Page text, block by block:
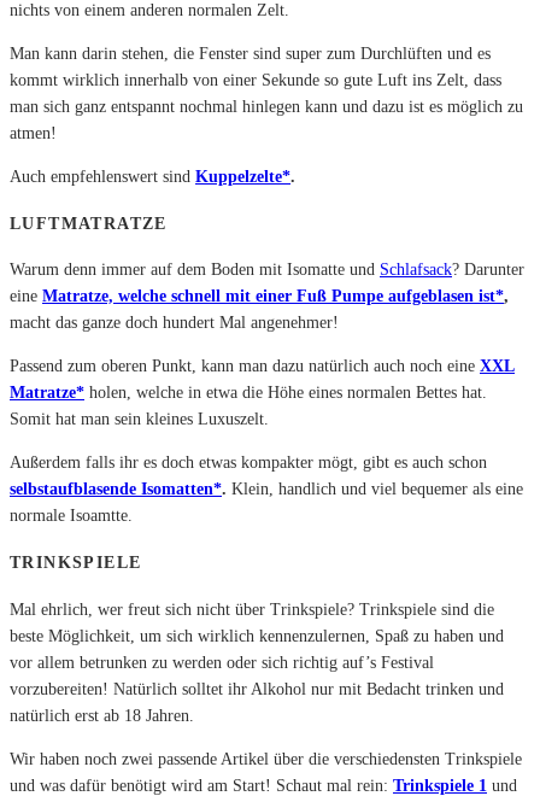
nichts von einem anderen normalen Zelt.
Man kann darin stehen, die Fenster sind super zum Durchlüften und es
kommt wirklich innerhalb von einer Sekunde so gute Luft ins Zelt, dass
man sich ganz entspannt nochmal hinlegen kann und dazu ist es möglich zu
atmen!
Auch empfehlenswert sind Kuppelzelte*.
LUFTMATRATZE
Warum denn immer auf dem Boden mit Isomatte und Schlafsack? Darunter
eine Matratze, welche schnell mit einer Fuß Pumpe aufgeblasen ist*,
macht das ganze doch hundert Mal angenehmer!
Passend zum oberen Punkt, kann man dazu natürlich auch noch eine XXL
Matratze* holen, welche in etwa die Höhe eines normalen Bettes hat.
Somit hat man sein kleines Luxuszelt.
Außerdem falls ihr es doch etwas kompakter mögt, gibt es auch schon
selbstaufblasende Isomatten*. Klein, handlich und viel bequemer als eine
normale Isoamtte.
TRINKSPIELE
Mal ehrlich, wer freut sich nicht über Trinkspiele? Trinkspiele sind die
beste Möglichkeit, um sich wirklich kennenzulernen, Spaß zu haben und
vor allem betrunken zu werden oder sich richtig auf’s Festival
vorzubereiten! Natürlich solltet ihr Alkohol nur mit Bedacht trinken und
natürlich erst ab 18 Jahren.
Wir haben noch zwei passende Artikel über die verschiedensten Trinkspiele
und was dafür benötigt wird am Start! Schaut mal rein: Trinkspiele 1 und